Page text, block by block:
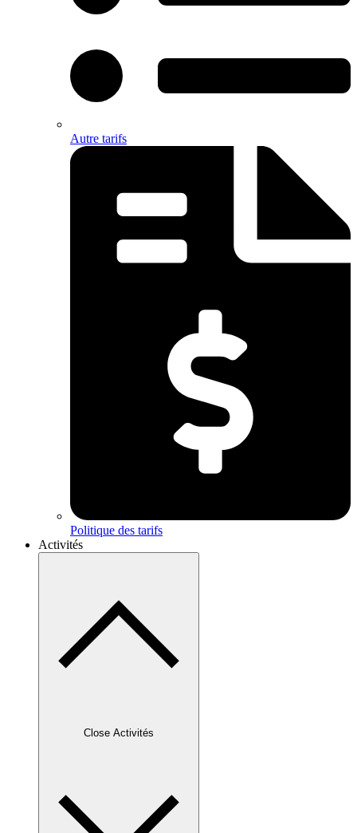
Autre tarifs
Politique des tarifs
Activités
Close Activités